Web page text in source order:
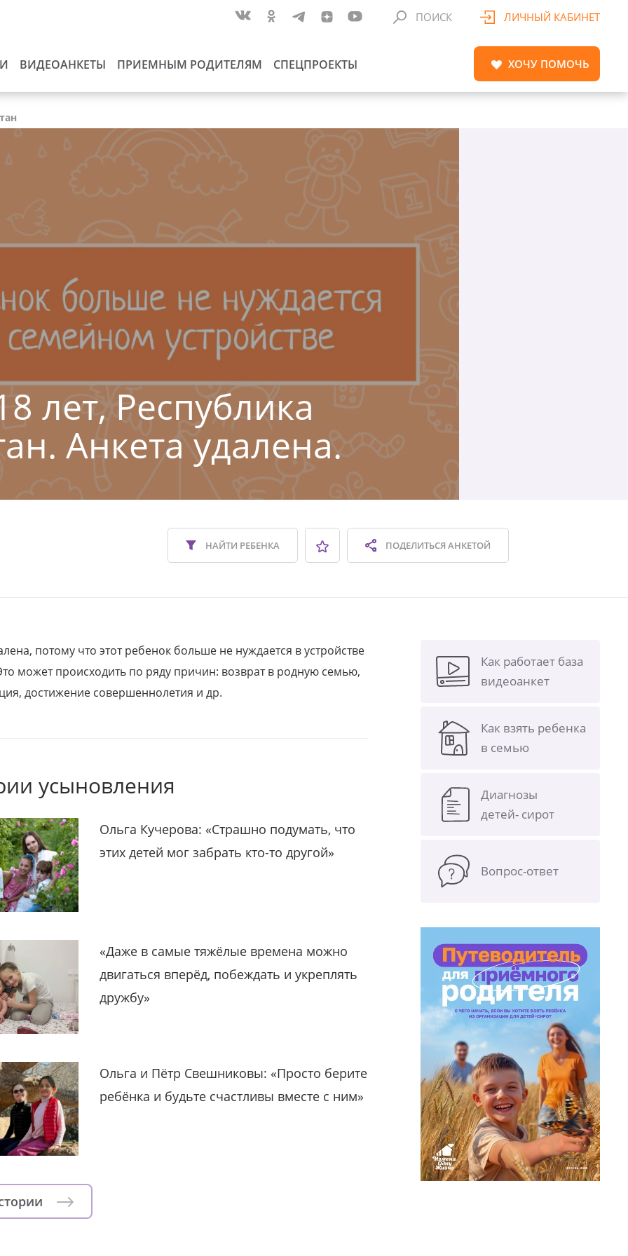
ВИДЕОАНКЕТЫ ПРИЕМНЫМ РОДИТЕЛЯМ СПЕЦПРОЕКТЫ
ПОИСК ЛИЧНЫЙ КАБИНЕТ
ХОЧУ ПОМОЧЬ
лет, Республика
Анкета удалена.
ПОДЕЛИТЬСЯАНКЕТОЙ
НАЙТИ РЕБЕНКА
потому что этот ребенок больше не нуждается в устройстве
может происходить по ряду причин: возврат в родную семью,
достижение совершеннолетия и др.
усыновления
Ольга Кучерова: «Страшно подумать, что
этих детей мог забрать кто-то другой»
«Даже в самые тяжёлые времена можно
двигаться вперёд, побеждать и укреплять
дружбу»
Ольга и Пётр Свешниковы: «Просто берите
ребёнка и будьте счастливы вместе с ним»
Как работает база
видеоанкет
Как взять ребенка
в семью
Диагнозы
детей- сирот
Вопрос-ответ